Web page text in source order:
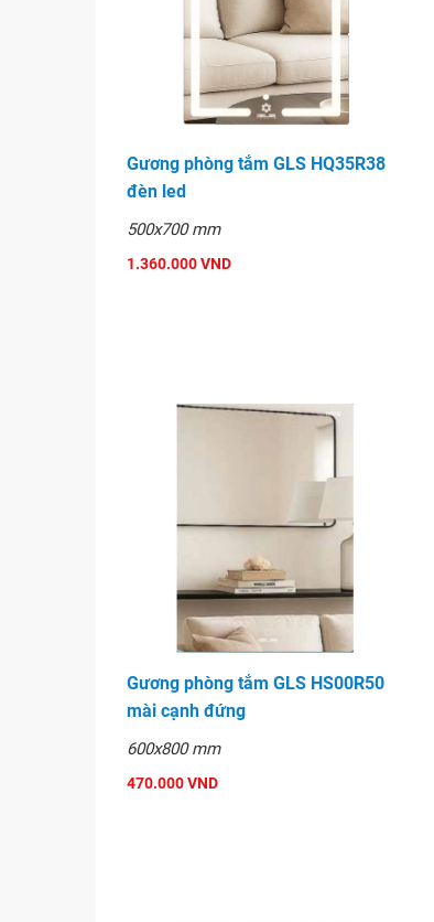
Hình ảnh
Gương phòng tắm GLS
Gương phòng tắm GLS HQ35R38
đèn led
500x700 mm
1.360.000 VND
Gương phòng tắm GLS HS00R50
mài cạnh đứng
600x800 mm
470.000 VND